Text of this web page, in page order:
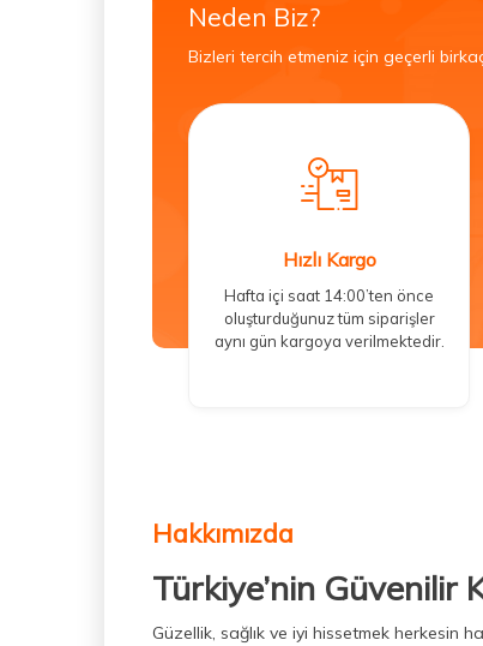
Neden Biz?
Bizleri tercih etmeniz için geçerli
Hızlı Kargo
Hafta içi saat 14:00’ten önce
oluşturduğunuz tüm siparişler
aynı gün kargoya verilmektedir.
Hakkımızda
Türkiye’nin Güvenilir
Güzellik, sağlık ve iyi hissetmek herkesin